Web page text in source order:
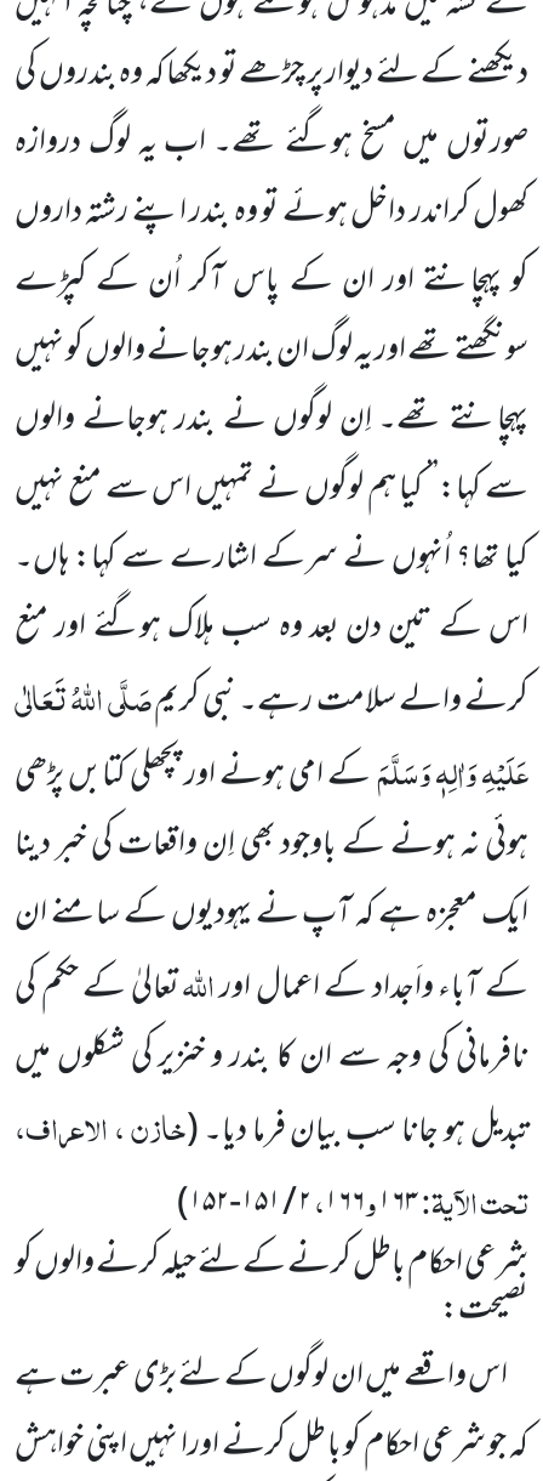
دیکھنے کے لئے دیوار پر چڑھے تو دیکھاکہ وہ بندروں کی
صورتوں میں مسخ ہوگئے تھے۔ اب یہ لوگ دروازہ
کھول کراندر داخل ہوئے تووہ بندر اپنے رشتہ داروں
کو پہچانتے اور ان کے پاس آکر اُن کے کپڑے
سونگھتے تھے اور یہ لوگ ان بندر ہوجانے والوں کو نہیں
پہچانتے تھے۔اِن لوگوں نے بندر ہوجانے والوں
سے کہا:’’ کیا ہم لوگوں نے تمہیں اس سے منع نہیں
کیا تھا؟ اُنہوں نے سرکے اشارے سے کہا: ہاں۔
اس کے تین دن بعد وہ سب ہلاک ہوگئے اور منع
کرنے والے سلامت رہے۔نبی کریمصَلَّی اللہُ تَعَالٰی
عَلَیْہِ وَاٰلِہٖ وَسَلَّمَکے امی ہونے اور پچھلی کتابں پڑھی
ہوئی نہ ہونے کے باوجود بھی اِن واقعات کی خبردینا
ایک معجزہ ہے کہ آپنے یہودیوں کے سامنے ان
کے آباء واَجداد کے اعمال اوراللہتعالیٰ کے حکم کی
نافرمانی کی وجہ سے ان کا بندر و خنزیر کی شکلوںمیں
تبدیل ہو جانا سب بیان فرما دیا۔(خازن ، الاعراف،
تحت الآیۃ:۱۶۳و۱۶۶،۲/۱۵۱-۱۵۲)
شرعی احکام باطل کرنے کے لئے حیلہ کرنے والوں کو
نصیحت:
اس واقعے میں ان لوگوں کے لئے بڑی عبرت ہے
کہ جو شرعی احکام کو باطل کرنے اورا نہیں اپنی خواہش